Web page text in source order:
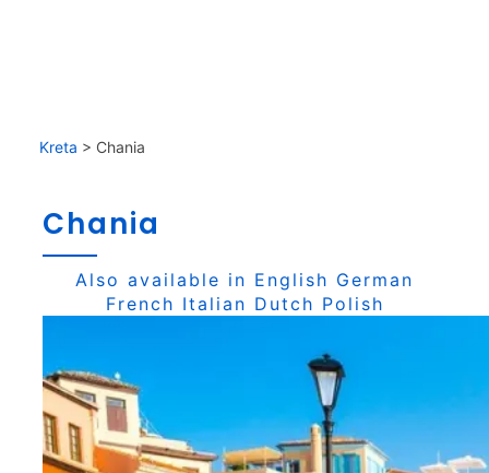
Kreta > Chania
Chania
Also available in English German
French Italian Dutch Polish